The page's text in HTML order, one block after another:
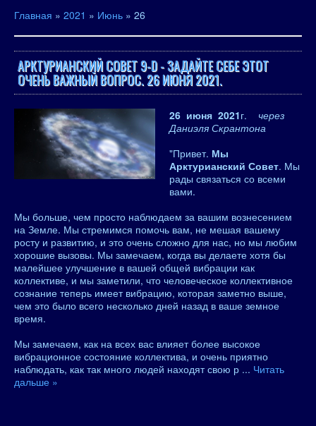
Главная » 2021 » Июнь » 26
АРКТУРИАНСКИЙ СОВЕТ 9-D - ЗАДАЙТЕ СЕБЕ ЭТОТ
ОЧЕНЬ ВАЖНЫЙ ВОПРОС. 26 ИЮНЯ 2021.
26 июня 2021г.
через
Даниэля Скрантона
"Привет. Мы
Арктурианский Совет. Мы
рады связаться со всеми
вами.
Мы больше, чем просто наблюдаем за вашим вознесением
на Земле. Мы стремимся помочь вам, не мешая вашему
росту и развитию, и это очень сложно для нас, но мы любим
хорошие вызовы. Мы замечаем, когда вы делаете хотя бы
малейшее улучшение в вашей общей вибрации как
коллективе, и мы заметили, что человеческое коллективное
сознание теперь имеет вибрацию, которая заметно выше,
чем это было всего несколько дней назад в ваше земное
время.
Мы замечаем, как на всех вас влияет более высокое
вибрационное состояние коллектива, и очень приятно
наблюдать, как так много людей находят свою р ... Читать
дальше »